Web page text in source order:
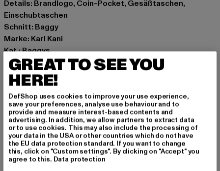
Details: Brandlogo, Coin-Pocket, Gesäßtaschen,
Einschubtaschen
Schnitt: Baggy
Marke: Karl Kani
Kat.: Baggys
Farbe: blau
Hersteller Farbe: blue/sand
Materialzusammensetzung: 100% Baumwolle
Art.Nr: 61000020-04714
Hersteller: Urban Styles Agency GmbH & Co. KG |
agentur@urbanstylesagency.com
Schanzenstraße 41 | 51063 Köln | DE
GREAT TO SEE YOU
HERE!
DefShop uses cookies to improve your use experience,
save your preferences, analyse use behaviour and to
provide and measure interest-based contents and
advertising. In addition, we allow partners to extract data
or to use cookies. This may also include the processing of
your data in the USA or other countries which do not have
the EU data protection standard. If you want to change
this, click on "Custom settings". By clicking on "Accept" you
agree to this. Data protection